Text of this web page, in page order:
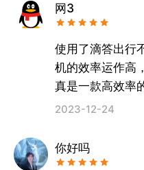
网3
使用了滴答出行
机的效率运作高
真是一款高效率
2023-12-24
你好吗